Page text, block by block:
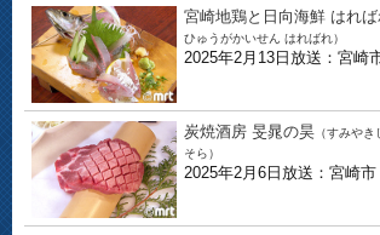
宮崎地鶏と日向海鮮 はれ
ひゅうがかいせん はればれ）
2025年2月13日放送：宮崎
炭焼酒房 旻晁の昊 （すみや
そら）
2025年2月6日放送：宮崎市